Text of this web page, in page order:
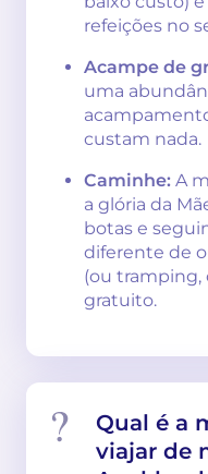
refeições no
Acampe de
uma
custam nada.
Caminhe: A
a glória da
botas e
diferente de
(ou tramping,
gratuito.
Qual é a
viajar de